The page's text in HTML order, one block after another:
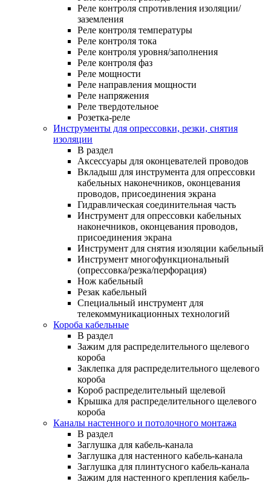
Реле контроля спротивления изоляции/
заземления
Реле контроля температуры
Реле контроля тока
Реле контроля уровня/заполнения
Реле контроля фаз
Реле мощности
Реле направления мощности
Реле напряжения
Реле твердотельное
Розетка-реле
Инструменты для опрессовки, резки, снятия
изоляции
В раздел
Аксессуары для оконцевателей проводов
Вкладыш для инструмента для опрессовки
кабельных наконечников, оконцевания
проводов, присоединения экрана
Гидравлическая соединительная часть
Инструмент для опрессовки кабельных
наконечников, оконцевания проводов,
присоединения экрана
Инструмент для снятия изоляции кабельный
Инструмент многофункциональный
(опрессовка/резка/перфорация)
Нож кабельный
Резак кабельный
Специальный инструмент для
телекоммуникационных технологий
Короба кабельные
В раздел
Зажим для распределительного щелевого
короба
Заклепка для распределительного щелевого
короба
Короб распределительный щелевой
Крышка для распределительного щелевого
короба
Каналы настенного и потолочного монтажа
В раздел
Заглушка для кабель-канала
Заглушка для настенного кабель-канала
Заглушка для плинтусного кабель-канала
Зажим для настенного крепления кабель-